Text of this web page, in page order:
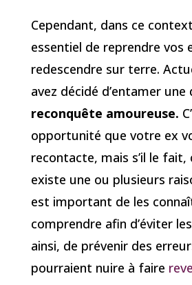
Cependant, dans ce
essentiel de reprendre vos
redescendre sur terre.
avez décidé d’entamer une
reconquête amoureuse.
opportunité que votre ex
recontacte, mais s’il le fait,
existe une ou plusieurs
est important de les
comprendre afin d’éviter
ainsi, de prévenir des
pourraient nuire à faire